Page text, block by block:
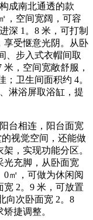
成南北通透的款
，空间宽阔，可容
深 1。8 米，可打制
享受惬意光阴。从卧
、步入式衣帽间取
，空间宽敞舒服，
卫生间面积约 4。
淋浴屏取浴缸，提
台相连，阳台面宽
视觉空间，还能做
，实现功能分区。
光充脚，从卧面宽
0㎡，可做为休闲阅
2。9 米，可放置
向次卧面宽 2。8
捷调整。